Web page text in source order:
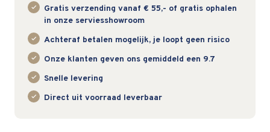
Gratis verzending vanaf € 55,- of gratis ophalen
in onze serviesshowroom
Achteraf betalen mogelijk, je loopt geen risico
Onze klanten geven ons gemiddeld een 9.7
Snelle levering
Direct uit voorraad leverbaar